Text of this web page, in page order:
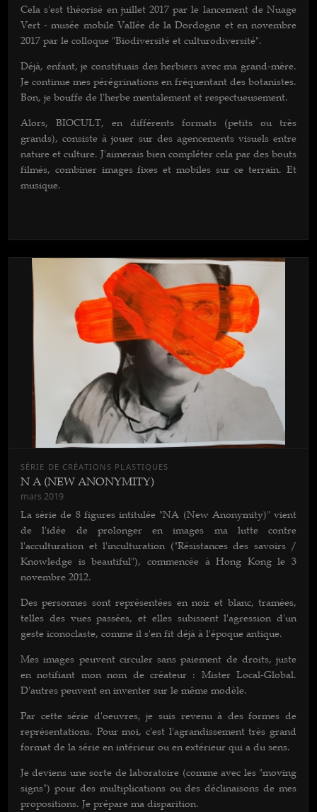
Cela s'est théorisé en juillet 2017 par le lancement de Nuage
Vert - musée mobile Vallée de la Dordogne et en novembre
2017 par le colloque "Biodiversité et culturodiversité".
Déjà, enfant, je constituais des herbiers avec ma grand-mère.
Je continue mes pérégrinations en fréquentant des botanistes.
Bon, je bouffe de l'herbe mentalement et respectueusement.
Alors, BIOCULT, en différents formats (petits ou très
grands), consiste à jouer sur des agencements visuels entre
nature et culture. J'aimerais bien compléter cela par des bouts
filmés, combiner images fixes et mobiles sur ce terrain. Et
musique.
SÉRIE DE CRÉATIONS PLASTIQUES
N A (NEW ANONYMITY)
mars 2019
La série de 8 figures intitulée "NA (New Anonymity)" vient
de l'idée de prolonger en images ma lutte contre
l'acculturation et l'inculturation ("Résistances des savoirs /
Knowledge is beautiful"), commencée à Hong Kong le 3
novembre 2012.
Des personnes sont représentées en noir et blanc, tramées,
telles des vues passées, et elles subissent l'agression d'un
geste iconoclaste, comme il s'en fit déjà à l'époque antique.
Mes images peuvent circuler sans paiement de droits, juste
en notifiant mon nom de créateur : Mister Local-Global.
D'autres peuvent en inventer sur le même modèle.
Par cette série d'oeuvres, je suis revenu à des formes de
représentations. Pour moi, c'est l'agrandissement très grand
format de la série en intérieur ou en extérieur qui a du sens.
Je deviens une sorte de laboratoire (comme avec les "moving
signs") pour des multiplications ou des déclinaisons de mes
propositions. Je prépare ma disparition.